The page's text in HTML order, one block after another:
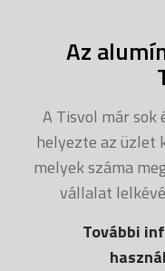
Az
A Tisvol már
helyezte az üzlet
melyek száma
vállalat
További